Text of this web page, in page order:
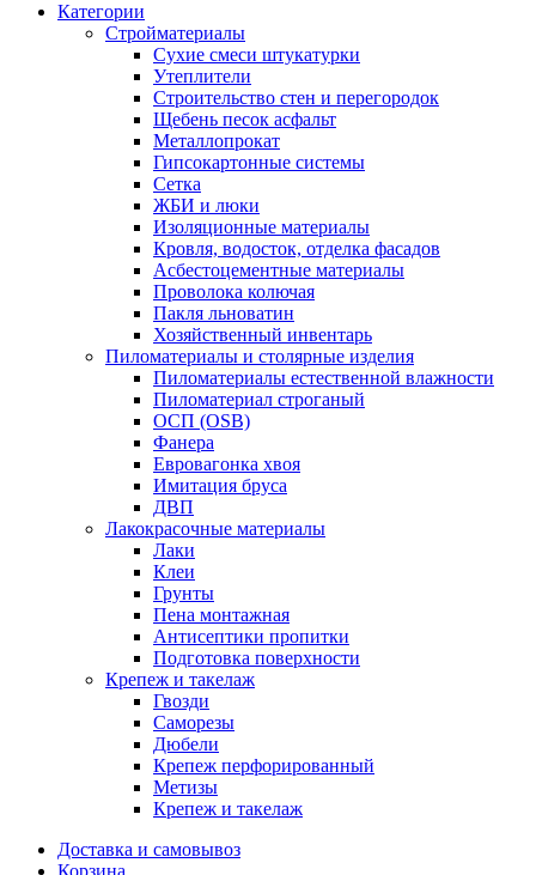
Категории
Стройматериалы
Сухие смеси штукатурки
Утеплители
Строительство стен и перегородок
Щебень песок асфальт
Металлопрокат
Гипсокартонные системы
Сетка
ЖБИ и люки
Изоляционные материалы
Кровля, водосток, отделка фасадов
Асбестоцементные материалы
Проволока колючая
Пакля льноватин
Хозяйственный инвентарь
Пиломатериалы и столярные изделия
Пиломатериалы естественной влажности
Пиломатериал строганый
ОСП (OSB)
Фанера
Евровагонка хвоя
Имитация бруса
ДВП
Лакокрасочные материалы
Лаки
Клеи
Грунты
Пена монтажная
Антисептики пропитки
Подготовка поверхности
Крепеж и такелаж
Гвозди
Саморезы
Дюбели
Крепеж перфорированный
Метизы
Крепеж и такелаж
Доставка и самовывоз
Корзина